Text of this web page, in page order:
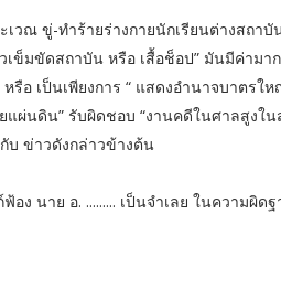
วณ ขู่-ทำร้ายร่างกายนักเรียนต่างสถาบั
ข็มขัดสถาบัน หรือ เสื้อช็อป” มันมีค่ามา
อ เป็นเพียงการ “ แสดงอำนาจบาตรให
ผ่นดิน” รับผิดชอบ “งานคดีในศาลสูงใ
บ ข่าวดังกล่าวข้างต้น
อง นาย อ. ......... เป็นจำเลย ในความผิ